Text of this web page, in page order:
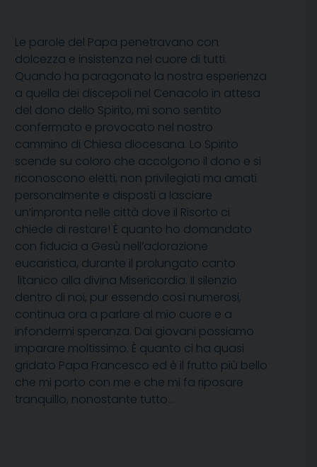
Le parole del Papa penetravano con
dolcezza e insistenza nel cuore di tutti.
Quando ha paragonato la nostra esperienza
a quella dei discepoli nel Cenacolo in attesa
del dono dello Spirito, mi sono sentito
confermato e provocato nel nostro
cammino di Chiesa diocesana. Lo Spirito
scende su coloro che accolgono il dono e si
riconoscono eletti, non privilegiati ma amati
personalmente e disposti a lasciare
un’impronta nelle città dove il Risorto ci
chiede di restare! È quanto ho domandato
con fiducia a Gesù nell’adorazione
eucaristica, durante il prolungato canto
litanico alla divina Misericordia. Il silenzio
dentro di noi, pur essendo così numerosi,
continua ora a parlare al mio cuore e a
infondermi speranza. Dai giovani possiamo
imparare moltissimo. È quanto ci ha quasi
gridato Papa Francesco ed è il frutto più bello
che mi porto con me e che mi fa riposare
tranquillo, nonostante tutto…